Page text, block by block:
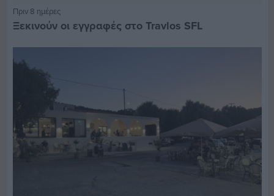
Πριν 8 ημέρες
Ξεκινούν οι εγγραφές στο Travlos SFL